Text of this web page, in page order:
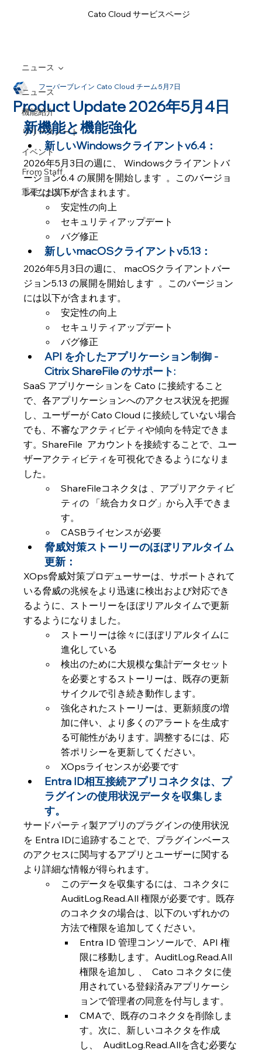
Cato Cloud サービスページ
ニュース
機能紹介
リリースノート
イベント
From Staff
重要なお知らせ
ニュース
Product Update 2026年5月4日
フーバーブレイン Cato Cloud チーム5月7日
新機能と機能強化
新しいWindowsクライアントv6.4：
2026年5月3日の週に、 Windowsクライアントバ
ージョン6.4 の展開を開始します  。このバージョ
ンには以下が含まれます。
安定性の向上
セキュリティアップデート
バグ修正
新しいmacOSクライアントv5.13：
2026年5月3日の週に、 macOSクライアントバー
ジョン5.13 の展開を開始します  。このバージョン
には以下が含まれます。
安定性の向上
セキュリティアップデート
バグ修正
API を介したアプリケーション制御 -
Citrix ShareFile のサポート:
SaaS アプリケーションを Cato に接続すること
で、各アプリケーションへのアクセス状況を把握
し、ユーザーが Cato Cloud に接続していない場合
でも、不審なアクティビティや傾向を特定できま
す。ShareFile  アカウントを接続することで、ユー
ザーアクティビティを可視化できるようになりま
した。
ShareFileコネクタは 、アプリアクティビ
ティの 「統合カタログ」から入手できま
す。
CASBライセンスが必要
脅威対策ストーリーのほぼリアルタイム
更新：
XOps脅威対策プロデューサーは、サポートされて
いる脅威の兆候をより迅速に検出および対応でき
るように、ストーリーをほぼリアルタイムで更新
するようになりました。
ストーリーは徐々にほぼリアルタイムに
進化している
検出のために大規模な集計データセット
を必要とするストーリーは、既存の更新
サイクルで引き続き動作します。
強化されたストーリーは、更新頻度の増
加に伴い、より多くのアラートを生成す
る可能性があります。調整するには、応
答ポリシーを更新してください。
XOpsライセンスが必要です
Entra ID相互接続アプリコネクタは、プ
ラグインの使用状況データを収集しま
す。
サードパーティ製アプリのプラグインの使用状況
を Entra IDに追跡することで、プラグインベース
のアクセスに関与するアプリとユーザーに関する
より詳細な情報が得られます。
このデータを収集するには、コネクタに
AuditLog.Read.All 権限が必要です。既存
のコネクタの場合は、以下のいずれかの
方法で権限を追加してください。
Entra ID 管理コンソールで、API 権
限に移動します。AuditLog.Read.All
権限を追加し 、  Cato コネクタに使
用されている登録済みアプリケーシ
ョンで管理者の同意を付与します。
CMAで、既存のコネクタを削除しま
す。次に、新しいコネクタを作成
し、  AuditLog.Read.Allを含む必要な